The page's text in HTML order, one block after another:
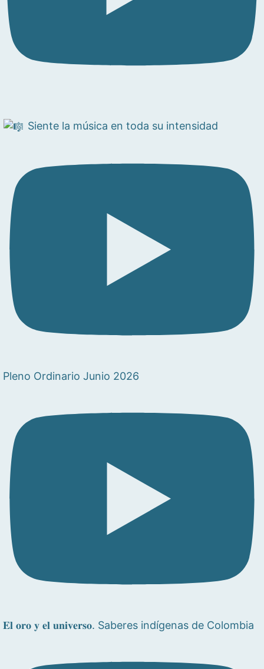
Siente la música en toda su intensidad
Pleno Ordinario Junio 2026
𝐄𝐥 𝐨𝐫𝐨 𝐲 𝐞𝐥 𝐮𝐧𝐢𝐯𝐞𝐫𝐬𝐨. Saberes indígenas de Colombia